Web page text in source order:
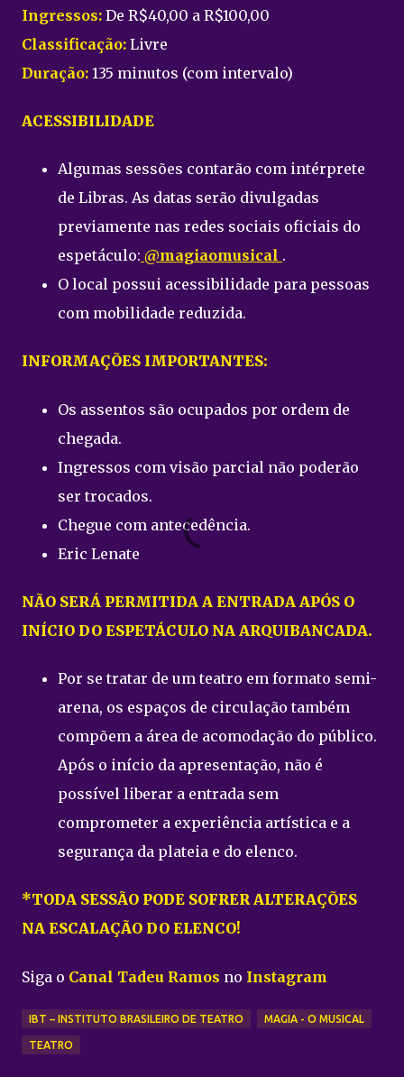
Ingressos: De R$40,00 a R$100,00
Classificação: Livre
Duração: 135 minutos (com intervalo)
ACESSIBILIDADE
Algumas sessões contarão com intérprete
de Libras. As datas serão divulgadas
previamente nas redes sociais oficiais do
espetáculo: @magiaomusical .
O local possui acessibilidade para pessoas
com mobilidade reduzida.
INFORMAÇÕES IMPORTANTES:
Os assentos são ocupados por ordem de
chegada.
Ingressos com visão parcial não poderão
ser trocados.
Chegue com antecedência.
Eric Lenate
NÃO SERÁ PERMITIDA A ENTRADA APÓS O
INÍCIO DO ESPETÁCULO NA ARQUIBANCADA.
Por se tratar de um teatro em formato semi-
arena, os espaços de circulação também
compõem a área de acomodação do público.
Após o início da apresentação, não é
possível liberar a entrada sem
comprometer a experiência artística e a
segurança da plateia e do elenco.
*TODA SESSÃO PODE SOFRER ALTERAÇÕES
NA ESCALAÇÃO DO ELENCO!
Siga o Canal Tadeu Ramos no Instagram
IBT – INSTITUTO BRASILEIRO DE TEATRO MAGIA - O MUSICAL
TEATRO